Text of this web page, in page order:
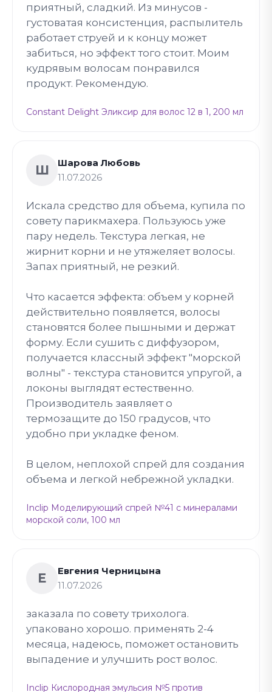
приятный, сладкий. Из минусов -
густоватая консистенция, распылитель
работает струей и к концу может
забиться, но эффект того стоит. Моим
кудрявым волосам понравился
продукт. Рекомендую.
Constant Delight Эликсир для волос 12 в 1, 200 мл
Ш
Шарова Любовь
11.07.2026
Искала средство для объема, купила по
совету парикмахера. Пользуюсь уже
пару недель. Текстура легкая, не
жирнит корни и не утяжеляет волосы.
Запах приятный, не резкий.
Что касается эффекта: объем у корней
действительно появляется, волосы
становятся более пышными и держат
форму. Если сушить с диффузором,
получается классный эффект "морской
волны" - текстура становится упругой, а
локоны выглядят естественно.
Производитель заявляет о
термозащите до 150 градусов, что
удобно при укладке феном.
В целом, неплохой спрей для создания
объема и легкой небрежной укладки.
Inclip Моделирующий спрей №41 с минералами
морской соли, 100 мл
Е
Евгения Черницына
11.07.2026
заказала по совету трихолога.
упаковано хорошо. применять 2-4
месяца, надеюсь, поможет остановить
выпадение и улучшить рост волос.
Inclip Кислородная эмульсия №5 против